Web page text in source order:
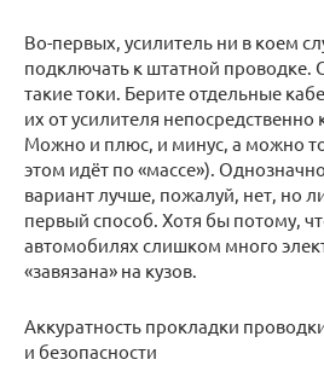
Во-первых, усилитель ни в коем
подключать к штатной проводке.
такие токи. Берите отдельные
их от усилителя непосредственно
Можно и плюс, и минус, а можно
этом идёт по «массе»).
вариант лучше, пожалуй, нет, но
первый способ. Хотя бы потому,
автомобилях слишком много
«завязана» на кузов.
Аккуратность прокладки
и безопасности